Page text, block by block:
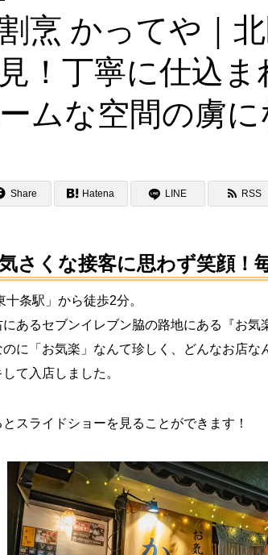
烹 かってや｜
！丁寧に仕込
ムな空間の虜に
Share Hatena LINE RSS
さくな接客に思わず笑顔！
条駅」から徒歩2分。
あるセブンイレブン脇の路地にある『お気
に「お気楽」なんて珍しく、どんなお店な
て入店しました。
スライドショーを見ることができます！